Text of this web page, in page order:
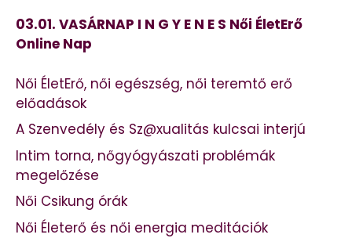
03.01. VASÁRNAP I N G Y E N E S Női ÉletErő
Online Nap
Női ÉletErő, női egészség, női teremtő erő
előadások
A Szenvedély és Sz@xualitás kulcsai interjú
Intim torna, nőgyógyászati problémák
megelőzése
Női Csikung órák
Női Életerő és női energia meditációk